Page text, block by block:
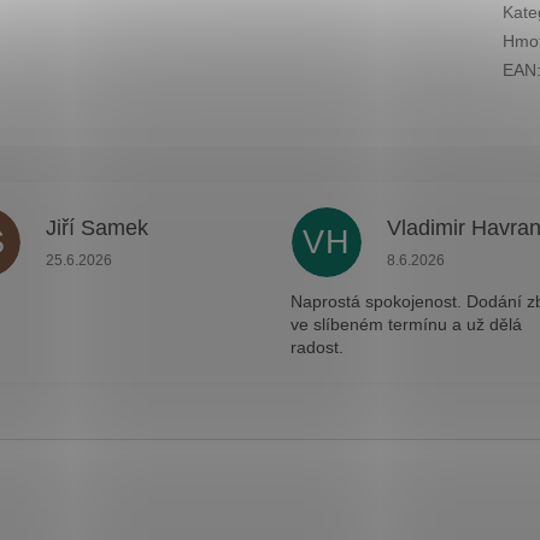
EAN:
Jiří Samek
Hodnocení obchodu je 5 z 5 hvězdiček.
25.6.2026 VH Vladimir Havran
Hodnocení
8.6.2026
Naprostá spokojenost. Dodání
ve slíbeném termínu a už dělá
radost.